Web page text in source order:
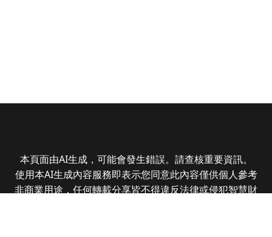
本頁面由AI生成，可能會發生錯誤。請查核重要資訊。
使用本AI生成內容服務即表示您同意此內容僅供個人參考
非商業用途，任何轉載分享皆不得違反法律或侵犯智慧財